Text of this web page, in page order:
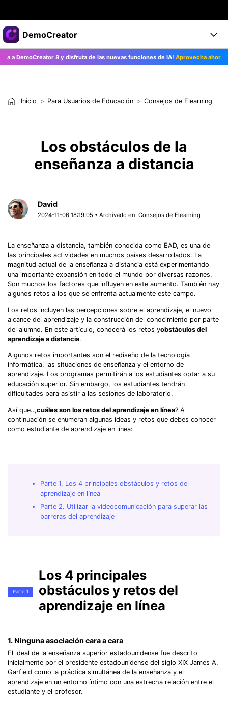
Productos destacados
Creatividad digital con AIGC
Utilidades
Empresas
Soporte
DemoCreator
Productos
Consejos sobre la IA
Empresa
DemoCreator 8 y disfruta de las nuevas funciones de IA!Aprovecha ahora>>
Inicio Para Usuarios de Educación Consejos de Elearning
Los obstáculos de la
enseñanza a distancia
David
2024-11-06 18:19:05 • Archivado en:Consejos de Elearning
La enseñanza a distancia, también conocida como EAD, es una de
las principales actividades en muchos países desarrollados. La
magnitud actual de la enseñanza a distancia está experimentando
una importante expansión en todo el mundo por diversas razones.
Son muchos los factores que influyen en este aumento. También hay
algunos retos a los que se enfrenta actualmente este campo.
Los retos incluyen las percepciones sobre el aprendizaje, el nuevo
alcance del aprendizaje y la construcción del conocimiento por parte
del alumno. En este artículo, conocerá los retos yobstáculos del
aprendizaje a distancia.
Algunos retos importantes son el rediseño de la tecnología
informática, las situaciones de enseñanza y el entorno de
aprendizaje. Los programas permitirán a los estudiantes optar a su
educación superior. Sin embargo, los estudiantes tendrán
dificultades para asistir a las sesiones de laboratorio.
Así que..,cuáles son los retos del aprendizaje en línea? A
continuación se enumeran algunas ideas y retos que debes conocer
como estudiante de aprendizaje en línea:
Parte 1. Los 4 principales obstáculos y retos del
aprendizaje en línea
Parte 2. Utilizar la videocomunicación para superar las
barreras del aprendizaje
Parte 1
Los 4 principales
obstáculos y retos del
aprendizaje en línea
1. Ninguna asociación cara a cara
El ideal de la enseñanza superior estadounidense fue descrito
inicialmente por el presidente estadounidense del siglo XIX James A.
Garfield como la práctica simultánea de la enseñanza y el
aprendizaje en un entorno íntimo con una estrecha relación entre el
estudiante y el profesor.